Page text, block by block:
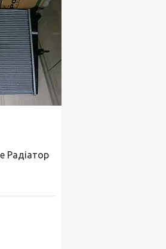
Радіатор